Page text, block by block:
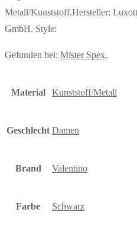
Metall/Kunststoff.Hersteller:
GmbH. Style:
Gefunden bei: Mister Spex.
Material Kunststoff/Metall
Geschlecht Damen
Brand Valentino
Farbe Schwarz